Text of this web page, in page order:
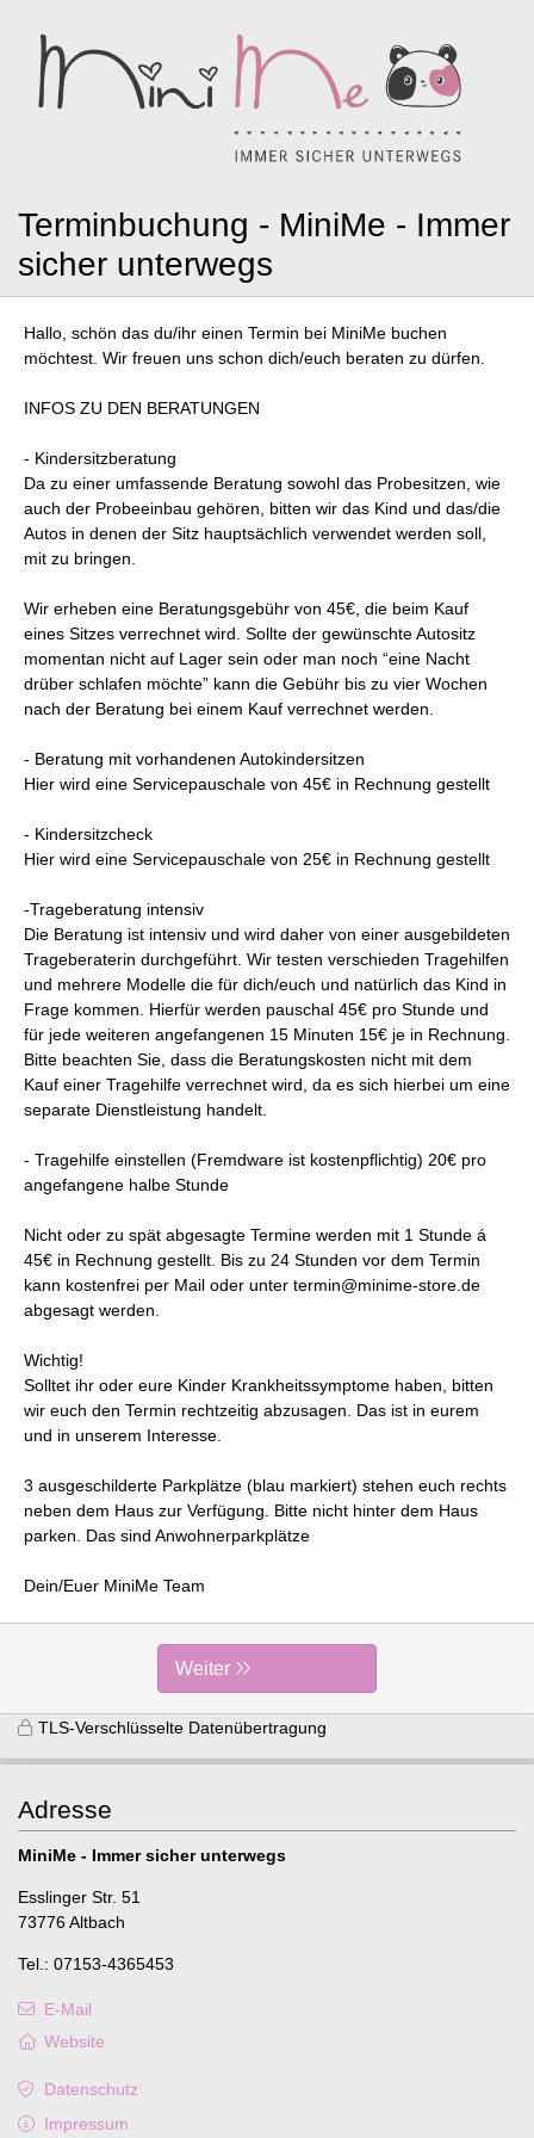
Terminbuchung - MiniMe - Immer
sicher unterwegs
Hallo, schön das du/ihr einen Termin bei MiniMe buchen
möchtest. Wir freuen uns schon dich/euch beraten zu dürfen.
INFOS ZU DEN BERATUNGEN
- Kindersitzberatung
Da zu einer umfassende Beratung sowohl das Probesitzen, wie
auch der Probeeinbau gehören, bitten wir das Kind und das/die
Autos in denen der Sitz hauptsächlich verwendet werden soll,
mit zu bringen.
Wir erheben eine Beratungsgebühr von 45€, die beim Kauf
eines Sitzes verrechnet wird. Sollte der gewünschte Autositz
momentan nicht auf Lager sein oder man noch “eine Nacht
drüber schlafen möchte” kann die Gebühr bis zu vier Wochen
nach der Beratung bei einem Kauf verrechnet werden.
- Beratung mit vorhandenen Autokindersitzen
Hier wird eine Servicepauschale von 45€ in Rechnung gestellt
- Kindersitzcheck
Hier wird eine Servicepauschale von 25€ in Rechnung gestellt
-Trageberatung intensiv
Die Beratung ist intensiv und wird daher von einer ausgebildeten
Trageberaterin durchgeführt. Wir testen verschieden Tragehilfen
und mehrere Modelle die für dich/euch und natürlich das Kind in
Frage kommen. Hierfür werden pauschal 45€ pro Stunde und
für jede weiteren angefangenen 15 Minuten 15€ je in Rechnung.
Bitte beachten Sie, dass die Beratungskosten nicht mit dem
Kauf einer Tragehilfe verrechnet wird, da es sich hierbei um eine
separate Dienstleistung handelt.
- Tragehilfe einstellen (Fremdware ist kostenpflichtig) 20€ pro
angefangene halbe Stunde
Nicht oder zu spät abgesagte Termine werden mit 1 Stunde á
45€ in Rechnung gestellt. Bis zu 24 Stunden vor dem Termin
kann kostenfrei per Mail oder unter termin@minime-store.de
abgesagt werden.
Wichtig!
Solltet ihr oder eure Kinder Krankheitssymptome haben, bitten
wir euch den Termin rechtzeitig abzusagen. Das ist in eurem
und in unserem Interesse.
3 ausgeschilderte Parkplätze (blau markiert) stehen euch rechts
neben dem Haus zur Verfügung. Bitte nicht hinter dem Haus
parken. Das sind Anwohnerparkplätze
Dein/Euer MiniMe Team
Weiter
TLS-Verschlüsselte Datenübertragung
Adresse
MiniMe - Immer sicher unterwegs
Esslinger Str. 51
73776 Altbach
Tel.: 07153-4365453
E-Mail
Website
Datenschutz
Impressum